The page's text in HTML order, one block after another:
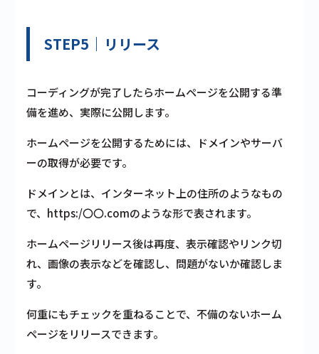
STEP5｜リリース
コーディングが完了したらホームページを公開する準
備を進め、実際に公開します。
ホームページを公開するためには、ドメインやサーバ
ーの取得が必要です。
ドメインとは、インターネット上の住所のようなもの
で、https:/〇〇.comのような形で表されます。
ホームページリリース後は再度、表示確認やリンク切
れ、画像の表示などを確認し、問題がないか確認しま
す。
何重にもチェックを重ねることで、不備のないホーム
ページをリリースできます。